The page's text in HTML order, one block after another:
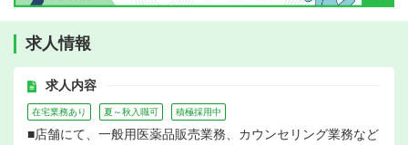
求人情報
求人内容
在宅業務あり 夏～秋入職可 積極採用中
■店舗にて、一般用医薬品販売業務、カウンセリング業務など